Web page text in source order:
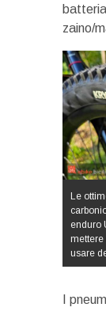
zaino/
Le
enduro
mettere
usare
I